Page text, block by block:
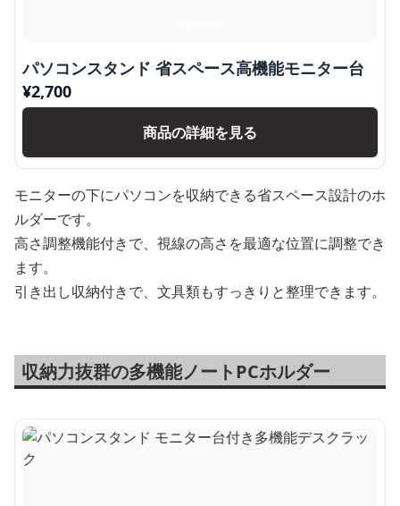
パソコンスタンド 省スペース高機能モニター台
¥2,700
商品の詳細を見る
モニターの下にパソコンを収納できる省スペース設計のホ
ルダーです。
高さ調整機能付きで、視線の高さを最適な位置に調整でき
ます。
引き出し収納付きで、文具類もすっきりと整理できます。
収納力抜群の多機能ノートPCホルダー